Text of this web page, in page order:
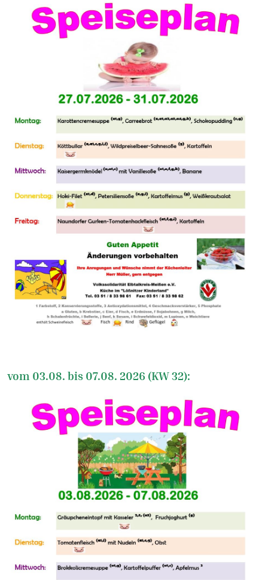
vom 03.08. bis 07.08. 2026 (KW 32):